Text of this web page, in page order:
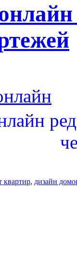
квартир, дизайн